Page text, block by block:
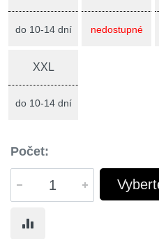
do 10-14 dní nedostupné
XXL
do 10-14 dní
Počet: